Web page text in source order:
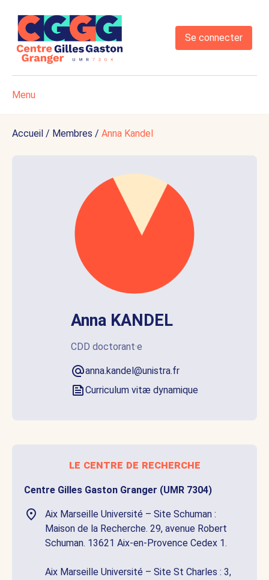
Se connecter
Menu
Accueil / Membres / Anna Kandel
Anna KANDEL
CDD doctorant·e
anna.kandel@unistra.fr
Curriculum vitæ dynamique
le centre de recherche
Centre Gilles Gaston Granger (UMR 7304)
Aix Marseille Université – Site Schuman :
Maison de la Recherche. 29, avenue Robert
Schuman. 13621 Aix-en-Provence Cedex 1.
Aix Marseille Université – Site St Charles : 3,